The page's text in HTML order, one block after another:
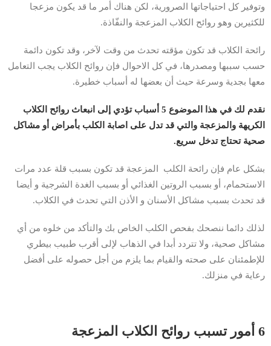
وتوفير كل احتياجاتها الصرورية، لكن هناك أمر ما قد يكون مزعجا
للكثيرين وهو روائح الكلاب المزعجة والنفّاذة.
رائحة الكلاب قد تكون مؤقته تحدث من وقت لآخر، وقد تكون دائمة
حسب سببها ومصدرها، في كل الاحوال فإن روائح الكلاب يجب التعامل
معها بجدية وسرعة حيث أن بعضها له أسباب خطيرة.
نقدم لك في هذا الموضوع 5 أسباب تؤدي إلى انبعاث روائح الكلاب
الكريهة والمزعجة والتي قد تدل على اصابة الكلب بأمراض أو مشاكل
صحية تحتاج تدخل سريع.
بشكل عام فإن رائحة الكلب المزعجة قد تكون بسبب قلة عدد مرات
الاستحمام، أو بسبب الروتين الغذائي أو بسبب الغدة الشرجية و أيضا
قد تحدث بسبب مشاكل الأسنان و الأذن التي تحدث في الكلاب.
لذلك دائما ننصحك بفحص الكلب الخاص بك والتأكد من خلوه من أي
مشاكل صحية، ولا تتردد أبدا في الذهاب لإلى أقرب طبيب بيطري
للإطمئنان على صحته والقيام بما يلزم من أجل حصوله على أفضل
رعاية في منزلك.
6 أمور تسبب روائح الكلاب المزعجة